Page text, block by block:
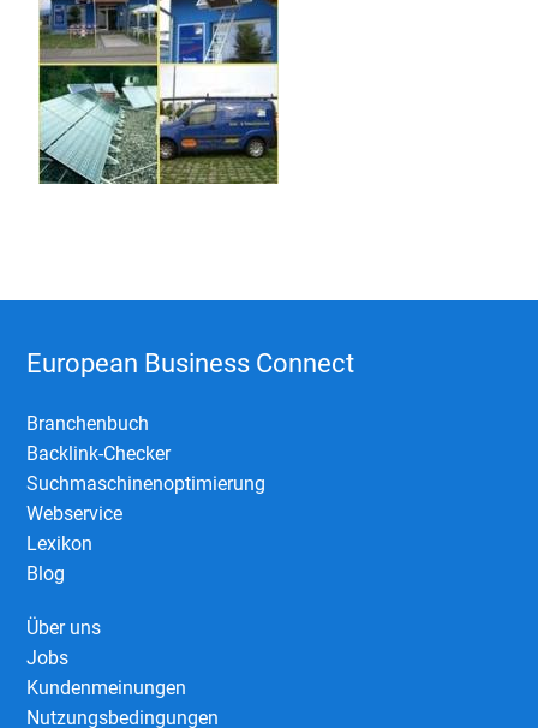
European Business Connect
Branchenbuch
Backlink-Checker
Suchmaschinenoptimierung
Webservice
Lexikon
Blog
Über uns
Jobs
Kundenmeinungen
Nutzungsbedingungen